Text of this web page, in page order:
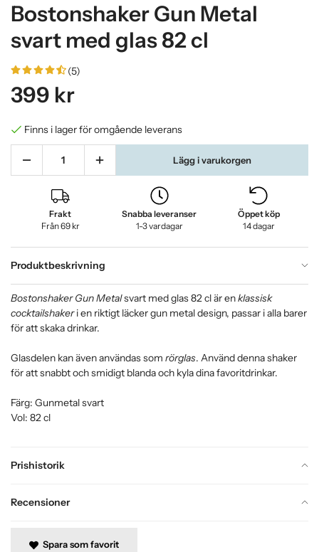
Bostonshaker Gun Metal
svart med glas 82 cl
(5)
399 kr
Finns i lager för omgående leverans
Lägg i varukorgen
Frakt
Från 69 kr
Snabba leveranser
1-3 vardagar
Öppet köp
14 dagar
Produktbeskrivning
Prishistorik
Recensioner
Bostonshaker Gun Metalsvart med glas 82 cl är enklassisk
cocktailshakeri en riktigt läcker gun metal design, passar i alla barer
för att skaka drinkar.
Glasdelen kan även användas som rörglas. Använd denna shaker
för att snabbt och smidigt blanda och kyla dina favoritdrinkar.
Färg: Gunmetal svart
Vol: 82 cl
Spara som favorit